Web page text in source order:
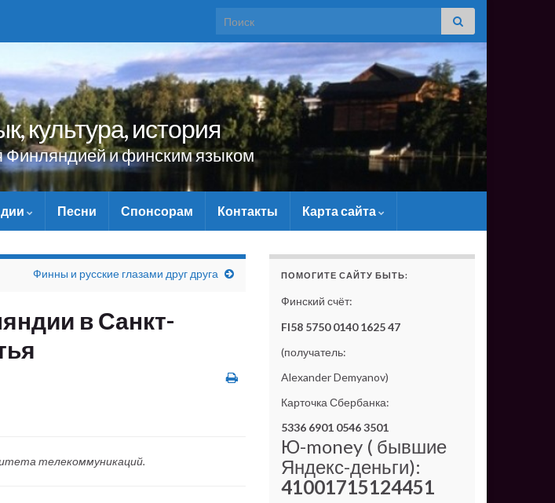
Search for:
культура, история
Финляндией и финским языком
Песни Спонсорам Контакты Карта сайта
Финны и русские глазами друг друга
в Санкт-
телекоммуникаций.
ПОМОГИТЕ САЙТУ БЫТЬ:
Финский счёт:
FI58 5750 0140 1625 47
(получатель:
Alexander Demyanov)
Карточка Сбербанка:
5336 6901 0546 3501
Ю-money ( бывшие
Яндекс-деньги):
41001715124451